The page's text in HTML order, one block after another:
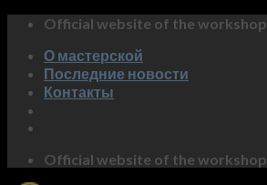
Skip
content
Official website of the workshop
О мастерской
Последние новости
Контакты
Official website of the workshop